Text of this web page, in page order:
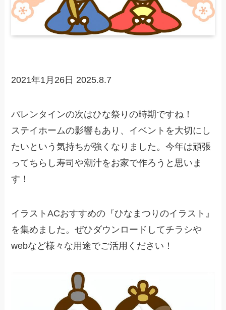
2021年1月26日 2025.8.7
バレンタインの次はひな祭りの時期ですね！
ステイホームの影響もあり、イベントを大切にし
たいという気持ちが強くなりました。今年は頑張
ってちらし寿司や潮汁をお家で作ろうと思いま
す！
イラストACおすすめの『ひなまつりのイラスト』
を集めました。ぜひダウンロードしてチラシや
webなど様々な用途でご活用ください！